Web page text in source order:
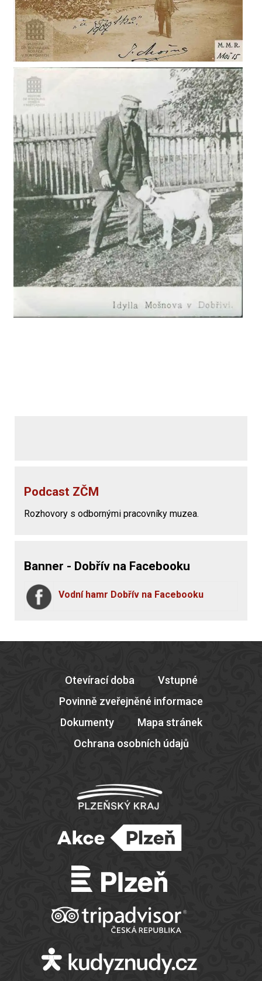
Podcast ZČM
Rozhovory s odbornými pracovníky muzea.
Banner - Dobřív na Facebooku
Vodní hamr Dobřív na Facebooku
Otevírací doba
Vstupné
Povinně zveřejněné informace
Dokumenty
Mapa stránek
Ochrana osobních údajů